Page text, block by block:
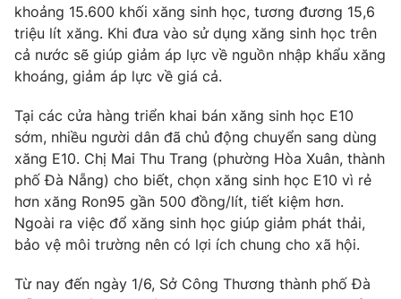
Theo dõi báo trên
Cơ quan chủ quản: Đài Truyền hình Việt Nam
Cơ quan báo chí: Thời báo VTV
Giấy phép hoạt động báo in và báo điện tử số 483/GP-BTTTT
cấp ngày 29/12/2023
Tổng Biên tập:
Vũ Thanh Thủy
Phó Tổng Biên tập:Nguyễn Thị Mỹ Hạnh, Phạm Quốc Thắng,
Tổng đài VTV:024.38 355 931 - 024.38 355 932
khoảng 15.600 khối xăng sinh học, tương đương 15,6
triệu lít xăng. Khi đưa vào sử dụng xăng sinh học trên
cả nước sẽ giúp giảm áp lực về nguồn nhập khẩu xăng
khoáng, giảm áp lực về giá cả.
Tại các cửa hàng triển khai bán xăng sinh học E10
sớm, nhiều người dân đã chủ động chuyển sang dùng
xăng E10. Chị Mai Thu Trang (phường Hòa Xuân, thành
phố Đà Nẵng) cho biết, chọn xăng sinh học E10 vì rẻ
hơn xăng Ron95 gần 500 đồng/lít, tiết kiệm hơn.
Ngoài ra việc đổ xăng sinh học giúp giảm phát thải,
bảo vệ môi trường nên có lợi ích chung cho xã hội.
Từ nay đến ngày 1/6, Sở Công Thương thành phố Đà